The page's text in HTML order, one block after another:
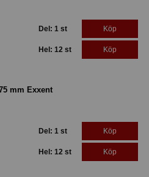
Del: 1 st Köp
Hel: 12 st Köp
mm Exxent
Del: 1 st Köp
Hel: 12 st Köp